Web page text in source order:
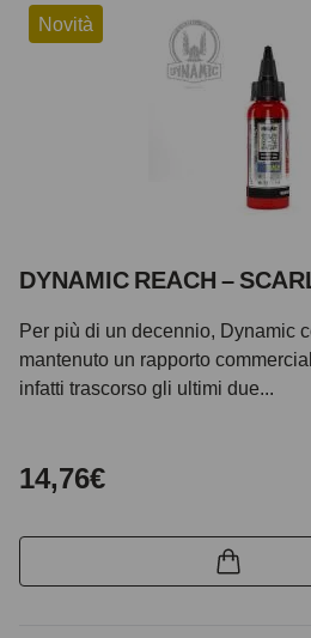
Novità
DYNAMIC REACH –
Per più di un decennio, Dynamic
mantenuto un rapporto
infatti trascorso gli ultimi due...
14,76€